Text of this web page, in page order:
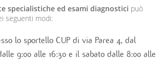
specialistiche ed esami diagnostici può
seguenti modi:
lo sportello CUP di via Parea 4, dal
9:00 alle 16:30 e il sabato dalle 8:00 alle